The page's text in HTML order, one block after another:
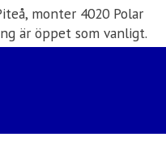
monter 4020 Polar
är öppet som vanligt.